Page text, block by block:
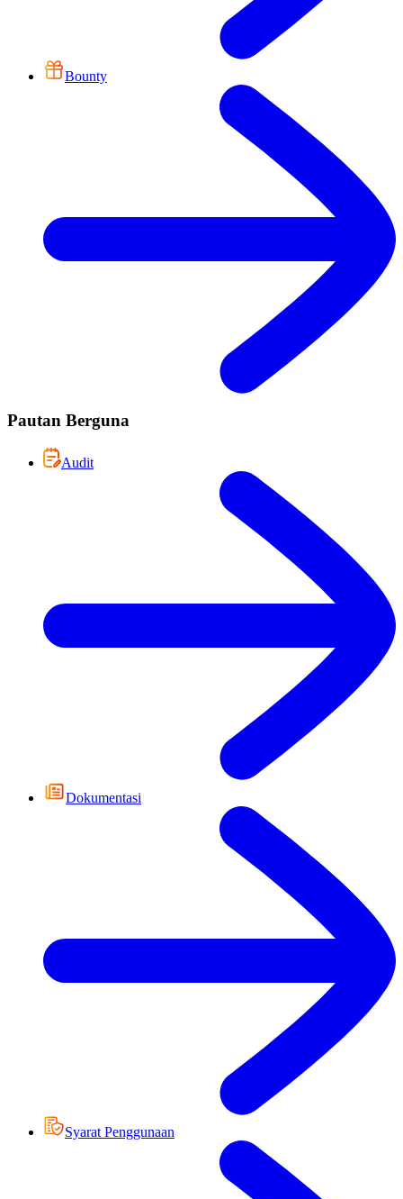
Bounty
Pautan Berguna
Audit
Dokumentasi
Syarat Penggunaan